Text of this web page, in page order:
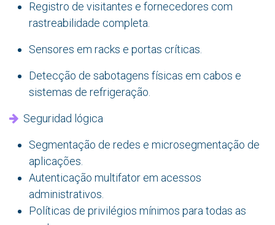
Registro de visitantes e fornecedores com
rastreabilidade completa.
Sensores em racks e portas críticas.
Detecção de sabotagens físicas em cabos e
sistemas de refrigeração.
Seguridad lógica
Segmentação de redes e microsegmentação de
aplicações.
Autenticação multifator em acessos
administrativos.
Políticas de privilégios mínimos para todas as